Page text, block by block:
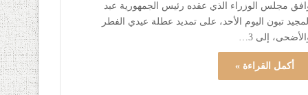
مجلس الوزراء الذي عقده رئيس الجمهورية عبد
المجيد تبون اليوم الأحد، على تمديد عطلة عيدي الفطر
إلى 3…
أكمل القراءة »